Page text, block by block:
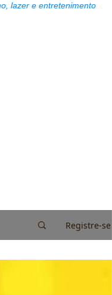
lazer e entretenimento
Registre-se